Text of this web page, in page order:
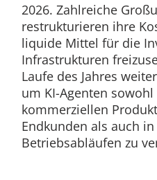
2026. Zahlreiche
restrukturieren ihre
liquide Mittel für die
Infrastrukturen
Laufe des Jahres
um KI-Agenten
kommerziellen
Endkunden als auch
Betriebsabläufen zu